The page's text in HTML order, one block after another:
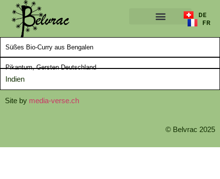
DE
FR
Süßes Bio-Curry aus Bengalen
Pikantum, Gersten Deutschland
Indien
Site by media-verse.ch
© Belvrac 2025